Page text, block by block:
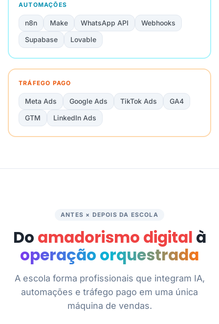
AUTOMAÇÕES
n8n Make WhatsApp API
Webhooks
Supabase
Lovable
TRÁFEGO PAGO
Meta Ads Google Ads TikTok Ads
GA4
GTM
LinkedIn Ads
ANTES × DEPOIS DA ESCOLA
Do amadorismo digital à
operação orquestrada
A escola forma profissionais que integram IA,
automações e tráfego pago em uma única
máquina de vendas.